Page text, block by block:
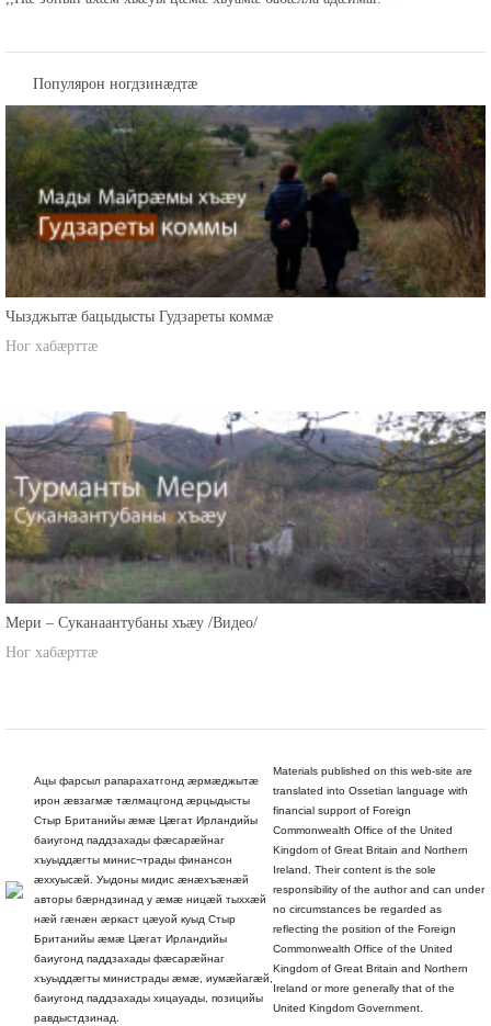
Популярон ногдзинæдтæ
Чызджытæ бацыдысты Гудзареты коммæ
Ног хабæрттæ
Мери – Суканаантубаны хъæу /Видео/
Ног хабæрттæ
Ацы фарсыл рапарахатгонд æрмæджытæ
ирон æвзагмæ тæлмацгонд æрцыдысты
Стыр Британийы æмæ Цæгат Ирландийы
баиугонд паддзахады фæсарæйнаг
хъуыддæгты минис¬трады финансон
æххуысæй. Уыдоны мидис æнæхъæнæй
авторы бæрндзинад у æмæ ницæй тыххæй
нæй гæнæн æркаст цæуой куыд Стыр
Британийы æмæ Цæгат Ирландийы
баиугонд паддзахады фæсарæйнаг
хъуыддæгты министрады æмæ, иумæйагæй,
баиугонд паддзахады хицауады, позицийы
равдыстдзинад.
Materials published on this web-site are
translated into Ossetian language with
financial support of Foreign
Commonwealth Office of the United
Kingdom of Great Britain and Northern
Ireland. Their content is the sole
responsibility of the author and can under
no circumstances be regarded as
reflecting the position of the Foreign
Commonwealth Office of the United
Kingdom of Great Britain and Northern
Ireland or more generally that of the
United Kingdom Government.